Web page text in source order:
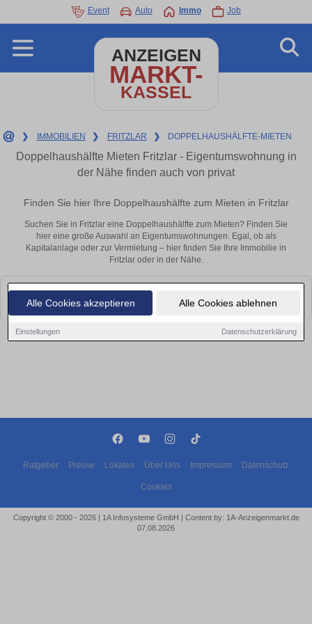
Alle Cookies akzeptieren Alle Cookies ablehnen
Einstellungen Datenschutzerklärung
Event Auto Immo Job
ANZEIGEN
MARKT-
KASSEL
❯ IMMOBILIEN ❯ FRITZLAR ❯ DOPPELHAUSHÄLFTE-MIETEN
Doppelhaushälfte Mieten Fritzlar - Eigentumswohnung in
der Nähe finden auch von privat
Finden Sie hier Ihre Doppelhaushälfte zum Mieten in Fritzlar
Suchen Sie in Fritzlar eine Doppelhaushälfte zum Mieten? Finden Sie
hier eine große Auswahl an Eigentumswohnungen. Egal, ob als
Kapitalanlage oder zur Vermietung – hier finden Sie Ihre Immobilie in
Fritzlar oder in der Nähe.
Leider konnten wir derzeit keine passenden Objekte finden. Schauen Sie
bald wieder vorbei!
Ratgeber Presse Lokales Über Uns Impressum Datenschutz
Cookies
Copyright © 2000 - 2026 | 1A Infosysteme GmbH | Content by: 1A-Anzeigenmarkt.de
07.08.2026